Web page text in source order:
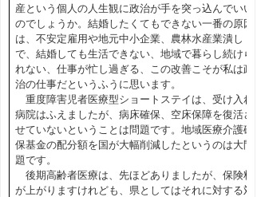
産という個人の人生観に政治が手を突っ込んでいい
のでしょうか。結婚したくてもできない一番の原因
は、不安定雇用や地元中小企業、農林水産業潰し
で、結婚しても生活できない、地域で暮らし続けら
れない、仕事が忙し過ぎる、この改善こそが私は政
治の仕事だというふうに思います。
重度障害児者医療型ショートステイは、受け入れ
病院はふえましたが、病床確保、空床保障を復活さ
せていないということは問題です。地域医療介護確
保基金の配分額を国が大幅削減したというのは大問
題です。
後期高齢者医療は、先ほどありましたが、保険料
が上がりますけれども、県としてはそれに対する対